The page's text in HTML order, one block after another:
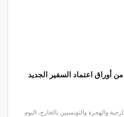
أوراق اعتماد السفير الجديد
والهجرة والتونسيين بالخارج، اليوم